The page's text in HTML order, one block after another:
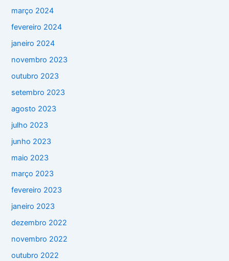
março 2024
fevereiro 2024
janeiro 2024
novembro 2023
outubro 2023
setembro 2023
agosto 2023
julho 2023
junho 2023
maio 2023
março 2023
fevereiro 2023
janeiro 2023
dezembro 2022
novembro 2022
outubro 2022